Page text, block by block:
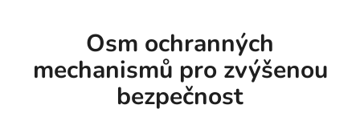
Osm ochranných
mechanismů pro zvýšenou
bezpečnost